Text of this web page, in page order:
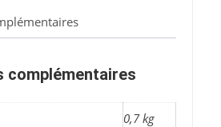
complémentaires
0,7 kg